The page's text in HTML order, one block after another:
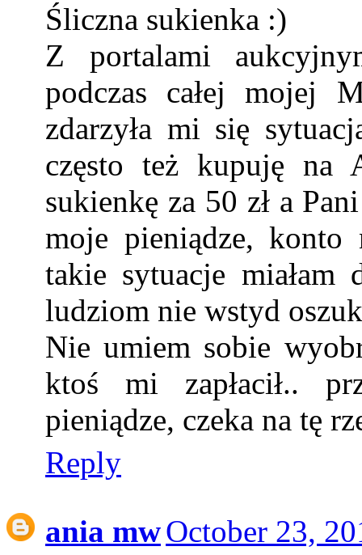
Śliczna sukienka :)
Z portalami
podczas całej mojej
zdarzyła mi się
często też kupuję na
sukienkę za 50 zł a
moje pieniądze,
takie sytuacje
ludziom nie wstyd
Nie umiem sobie
ktoś mi zapłacił..
pieniądze, czeka na tę
Reply
ania mwOctober 23,